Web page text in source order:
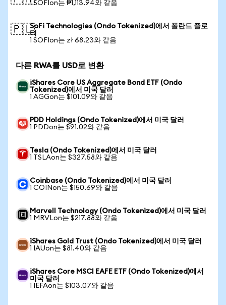
1 SOFIon는 ₱1,113.94와 같음
🇵🇱SoFi Technologies (Ondo Tokenized)에서 폴란드 즐로
티
1 SOFIon는 zł 68.23와 같음
다른 RWA를 USD로 변환
iShares Core US Aggregate Bond ETF (Ondo
Tokenized)에서 미국 달러
1 AGGon는 $101.09와 같음
PDD Holdings (Ondo Tokenized)에서 미국 달러
1 PDDon는 $91.02와 같음
Tesla (Ondo Tokenized)에서 미국 달러
1 TSLAon는 $327.58와 같음
Coinbase (Ondo Tokenized)에서 미국 달러
1 COINon는 $150.69와 같음
Marvell Technology (Ondo Tokenized)에서 미국 달러
1 MRVLon는 $217.88와 같음
iShares Gold Trust (Ondo Tokenized)에서 미국 달러
1 IAUon는 $81.40와 같음
iShares Core MSCI EAFE ETF (Ondo Tokenized)에서
미국 달러
1 IEFAon는 $103.07와 같음